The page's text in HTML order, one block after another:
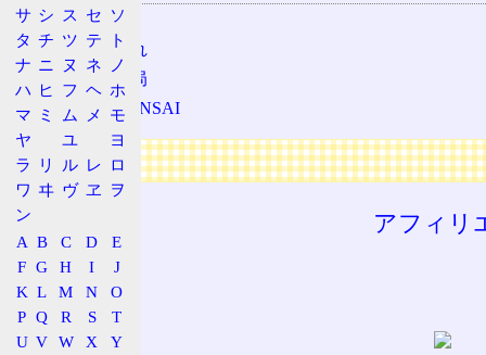
準大手私鉄
相互乗り入れ
大阪市交通局
スルッとKANSAI
広告
アフィリ
サ シ ス セ ソ
タ チ ツ テ
ト
ナ ニ ヌ ネ
ノ
ハ ヒ フ ヘ ホ
マ ミ ム メ
モ
ヤ
ユ
ヨ
ラ
リ ル レ ロ
ワ ヰ ヴ ヱ
ヲ
ン
A B C D
E
F G H I
J
K L M N
O
P Q R S
T
U V W X
Y